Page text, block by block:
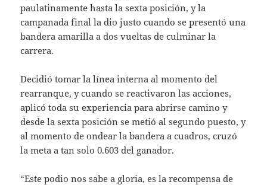
paulatinamente hasta la sexta posición, y la
campanada final la dio justo cuando se presentó una
bandera amarilla a dos vueltas de culminar la
carrera.
Decidió tomar la línea interna al momento del
rearranque, y cuando se reactivaron las acciones,
aplicó toda su experiencia para abrirse camino y
desde la sexta posición se metió al segundo puesto, y
al momento de ondear la bandera a cuadros, cruzó
la meta a tan solo 0.603 del ganador.
“Este podio nos sabe a gloria, es la recompensa de